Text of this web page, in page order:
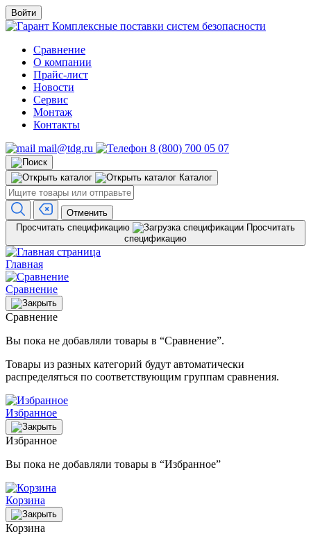
Войти
Комплексные поставки систем безопасности
Сравнение
О компании
Прайс-лист
Новости
Сервис
Монтаж
Контакты
mail@tdg.ru
8 (800) 700 05 07
Каталог
Отменить
Просчитать спецификацию
Просчитать
спецификацию
Главная
Сравнение
Сравнение
Вы пока не добавляли товары в “Сравнение”.
Товары из разных категорий будут автоматически
распределяться по соответствующим группам сравнения.
Избранное
Избранное
Вы пока не добавляли товары в “Избранное”
Корзина
Корзина